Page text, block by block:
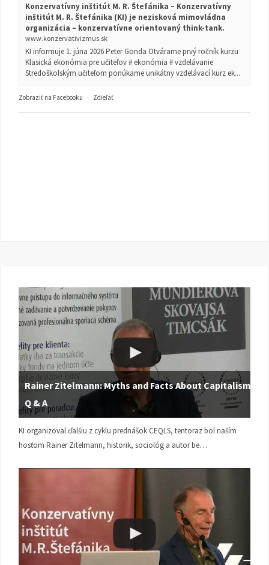
Konzervatívny inštitút M. R. Štefánika – Konzervatívny
inštitút M. R. Štefánika (KI) je nezisková mimovládna
organizácia – konzervatívne orientovaný think-tank.
www.konzervativizmus.sk
KI informuje 1. júna 2026 Peter Gonda Otvárame prvý ročník kurzu
Klasická ekonómia pre učiteľov # ekonómia # vzdelávanie
Stredoškolským učiteľom ponúkame unikátny vzdelávací kurz ek...
Zobraziť na Facebooku · Zdieľať
Rainer Zitelmann: Myths and Facts About Capitalism |
Q & A
KI organizoval ďalšiu z cyklu prednášok CEQLS, tentoraz bol naším
hosťom Rainer Zitelmann, historik, sociológ a autor be…